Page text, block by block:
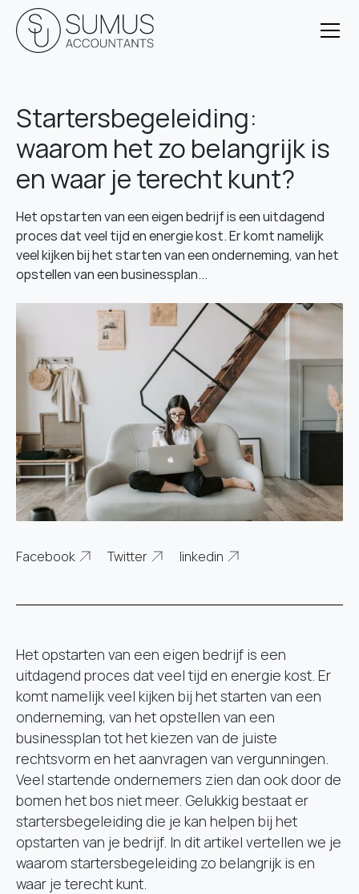
Startersbegeleiding:
waarom het zo belangrijk is
en waar je terecht kunt?
Het opstarten van een eigen bedrijf is een uitdagend
proces dat veel tijd en energie kost. Er komt namelijk
veel kijken bij het starten van een onderneming, van het
opstellen van een businessplan...
Facebook Twitter linkedin
Het opstarten van een eigen bedrijf is een
uitdagend proces dat veel tijd en energie kost. Er
komt namelijk veel kijken bij het starten van een
onderneming, van het opstellen van een
businessplan tot het kiezen van de juiste
rechtsvorm en het aanvragen van vergunningen.
Veel startende ondernemers zien dan ook door de
bomen het bos niet meer. Gelukkig bestaat er
startersbegeleiding die je kan helpen bij het
opstarten van je bedrijf. In dit artikel vertellen we je
waarom startersbegeleiding zo belangrijk is en
waar je terecht kunt.